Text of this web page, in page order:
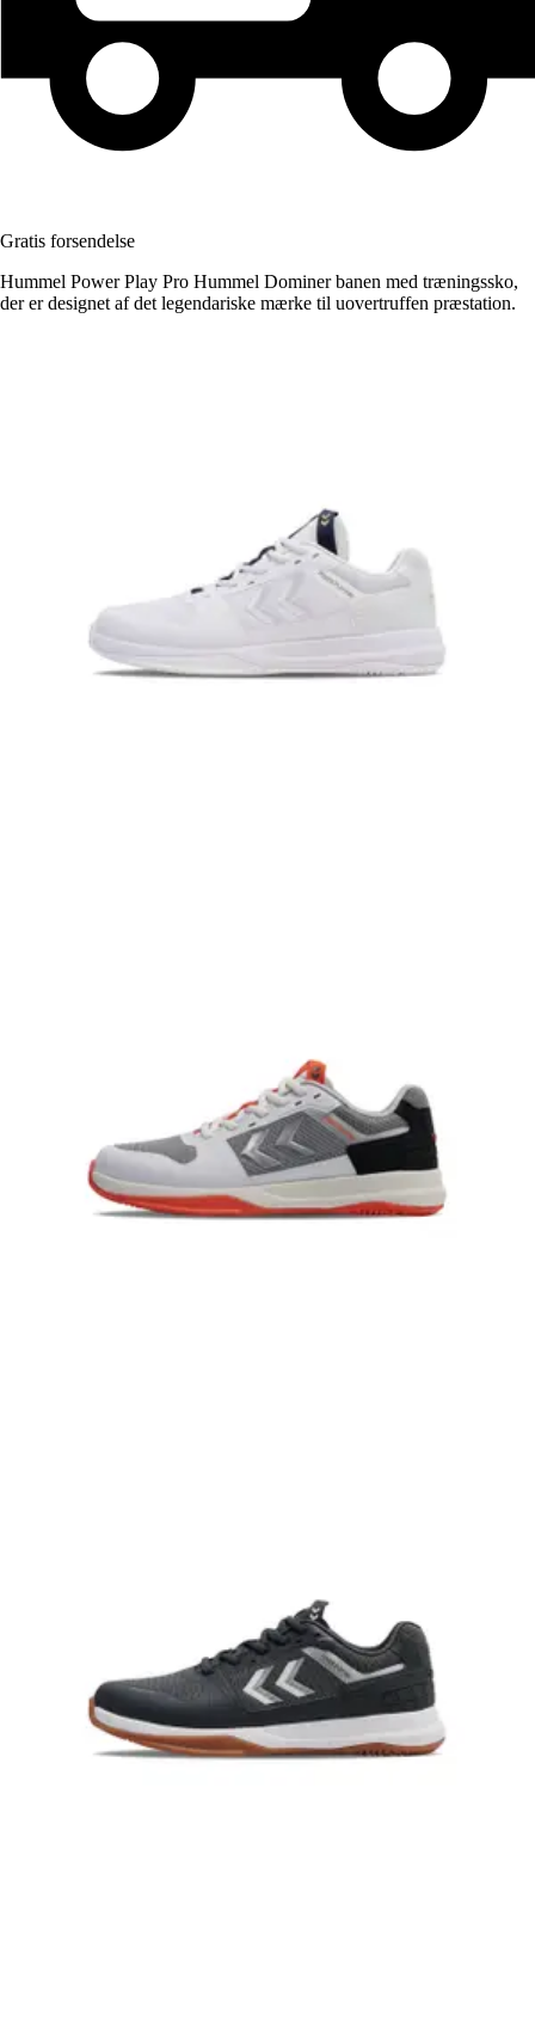
Gratis forsendelse
Hummel Power Play Pro Hummel Dominer banen med træningssko,
der er designet af det legendariske mærke til uovertruffen præstation.